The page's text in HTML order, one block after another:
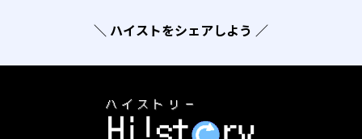
＼ ハイストをシェアしよう ／